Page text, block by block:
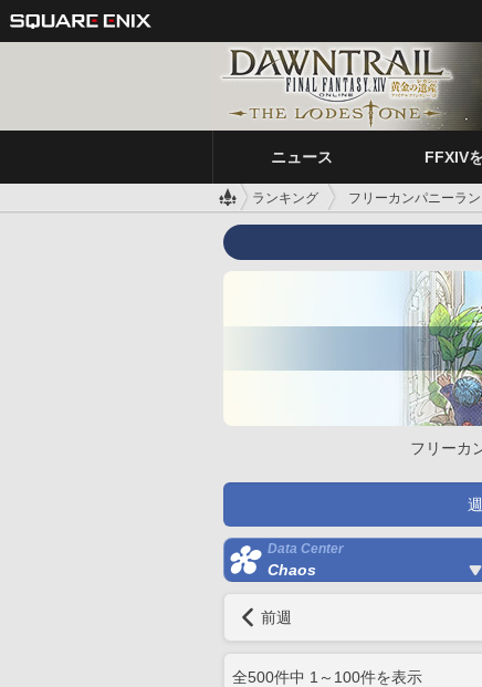
ニュース FFXIV
ランキング フリーカンパニーラン
フリーカ
Data Center
Chaos
前週
全500件中 1 ～ 100件を表示